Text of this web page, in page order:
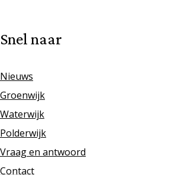
Snel naar
Nieuws
Groenwijk
Waterwijk
Polderwijk
Vraag en antwoord
Contact